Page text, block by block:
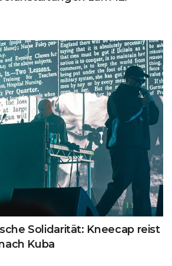
Solidarität: Kneecap reist
Kuba